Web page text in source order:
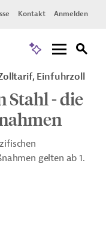
Kontakt Anmelden
Einfuhrzoll
Stahl - die
gelten ab 1.